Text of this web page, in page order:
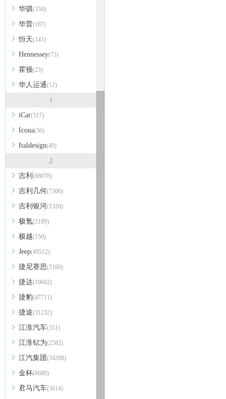
华骐(358)
华普(187)
恒天(141)
Hennessey(73)
霍顿(23)
华人运通(12)
I
iCar(517)
Icona(36)
Italdesign(49)
J
吉利 (88078)
吉利几何(7306)
吉利银河(1320)
极氪(2189)
极越(150)
Jeep(49512)
捷尼赛思(5160)
捷达(10602)
捷豹(47711)
捷途(31232)
江淮汽车(351)
江淮钇为(2582)
江汽集团 (34208)
金杯(8689)
君马汽车(3014)